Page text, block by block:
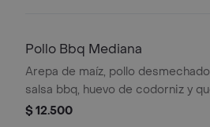
Pollo Bbq Mediana
Arepa de maíz, pollo
salsa bbq, huevo de codorniz y
mozzarella gratinado.
$ 12.500